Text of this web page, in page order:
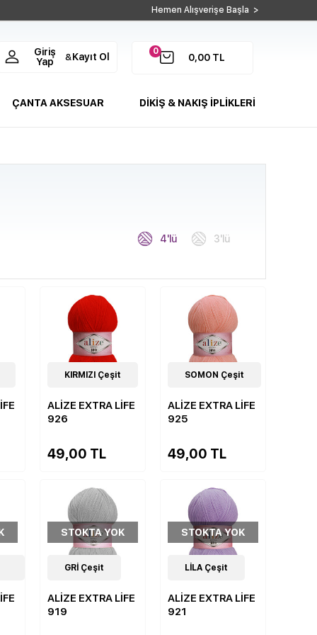
Hemen Alışverişe Başla >
0
0,00 TL
Giriş
Yap
& Kayıt Ol
ÇANTA AKSESUAR DİKİŞ & NAKIŞ İPLİKLERİ
4'lü 3'lü
19Çeşit
KIRMIZI Çeşit
ALİZE EXTRA LİFE
926
49,00 TL
19Çeşit
SOMON Çeşit
ALİZE EXTRA LİFE
925
49,00 TL
19Çeşit
STOKTA YOK
GRİ Çeşit
ALİZE EXTRA LİFE
919
19Çeşit
STOKTA YOK
LİLA Çeşit
ALİZE EXTRA LİFE
921